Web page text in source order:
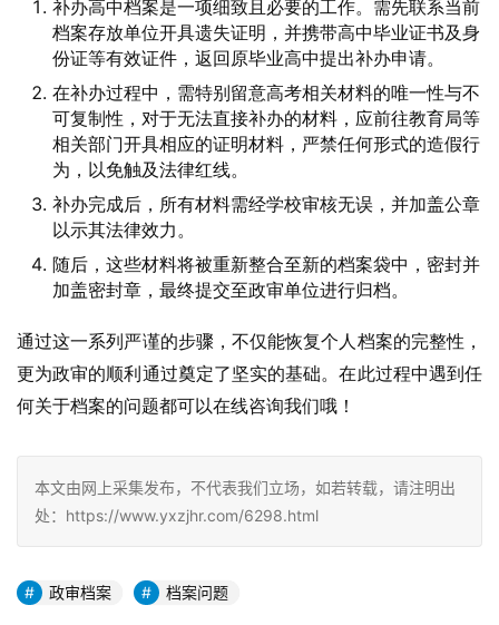
补办高中档案是一项细致且必要的工作。需先联系当前
档案存放单位开具遗失证明，并携带高中毕业证书及身
份证等有效证件，返回原毕业高中提出补办申请。
在补办过程中，需特别留意高考相关材料的唯一性与不
可复制性，对于无法直接补办的材料，应前往教育局等
相关部门开具相应的证明材料，严禁任何形式的造假行
为，以免触及法律红线。
补办完成后，所有材料需经学校审核无误，并加盖公章
以示其法律效力。
随后，这些材料将被重新整合至新的档案袋中，密封并
加盖密封章，最终提交至政审单位进行归档。
通过这一系列严谨的步骤，不仅能恢复个人档案的完整性，
更为政审的顺利通过奠定了坚实的基础。在此过程中遇到任
何关于档案的问题都可以在线咨询我们哦！
本文由网上采集发布，不代表我们立场，如若转载，请注明出
处：https://www.yxzjhr.com/6298.html
政审档案 档案问题